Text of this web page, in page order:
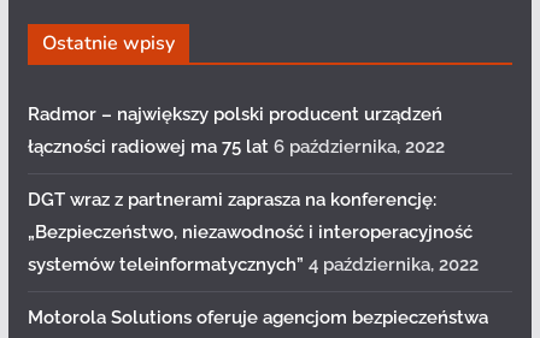
Ostatnie wpisy
Radmor – największy polski producent urządzeń
łączności radiowej ma 75 lat 6 października, 2022
DGT wraz z partnerami zaprasza na konferencję:
„Bezpieczeństwo, niezawodność i interoperacyjność
systemów teleinformatycznych” 4 października, 2022
Motorola Solutions oferuje agencjom bezpieczeństwa